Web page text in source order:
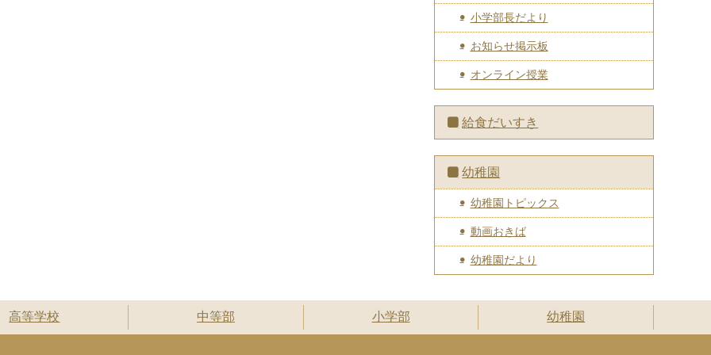
小学部長だより
お知らせ掲示板
オンライン授業
給食だいすき
幼稚園
幼稚園トピックス
動画おきば
幼稚園だより
高等学校 中等部 小学部 幼稚園